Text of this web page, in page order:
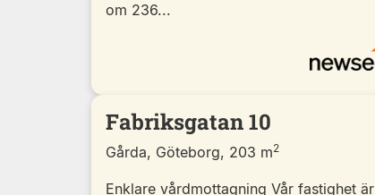
om 236...
Fabriksgatan 10
Gårda, Göteborg, 203 m2
Enklare vårdmottagning Vår fastighet är